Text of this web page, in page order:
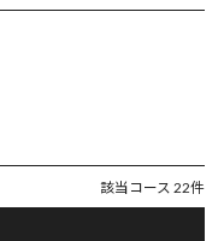
該当コース 22件